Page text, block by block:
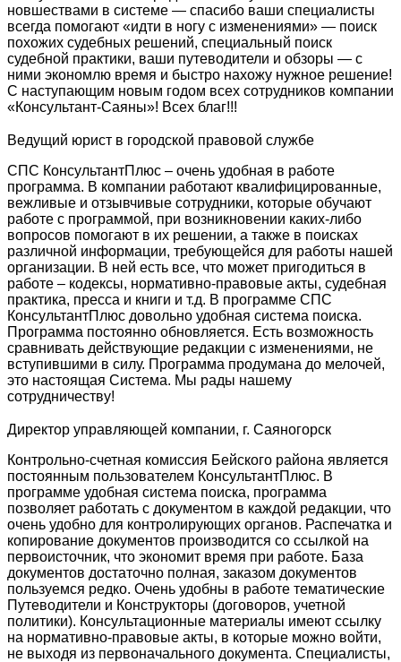
новшествами в системе — спасибо ваши специалисты
всегда помогают «идти в ногу с изменениями» — поиск
похожих судебных решений, специальный поиск
судебной практики, ваши путеводители и обзоры — с
ними экономлю время и быстро нахожу нужное решение!
С наступающим новым годом всех сотрудников компании
«Консультант-Саяны»! Всех благ!!!
Ведущий юрист в городской правовой службе
СПС КонсультантПлюс – очень удобная в работе
программа. В компании работают квалифицированные,
вежливые и отзывчивые сотрудники, которые обучают
работе с программой, при возникновении каких-либо
вопросов помогают в их решении, а также в поисках
различной информации, требующейся для работы нашей
организации. В ней есть все, что может пригодиться в
работе – кодексы, нормативно-правовые акты, судебная
практика, пресса и книги и т.д. В программе СПС
КонсультантПлюс довольно удобная система поиска.
Программа постоянно обновляется. Есть возможность
сравнивать действующие редакции с изменениями, не
вступившими в силу. Программа продумана до мелочей,
это настоящая Система. Мы рады нашему
сотрудничеству!
Директор управляющей компании, г. Саяногорск
Контрольно-счетная комиссия Бейского района является
постоянным пользователем КонсультантПлюс. В
программе удобная система поиска, программа
позволяет работать с документом в каждой редакции, что
очень удобно для контролирующих органов. Распечатка и
копирование документов производится со ссылкой на
первоисточник, что экономит время при работе. База
документов достаточно полная, заказом документов
пользуемся редко. Очень удобны в работе тематические
Путеводители и Конструкторы (договоров, учетной
политики). Консультационные материалы имеют ссылку
на нормативно-правовые акты, в которые можно войти,
не выходя из первоначального документа. Специалисты,